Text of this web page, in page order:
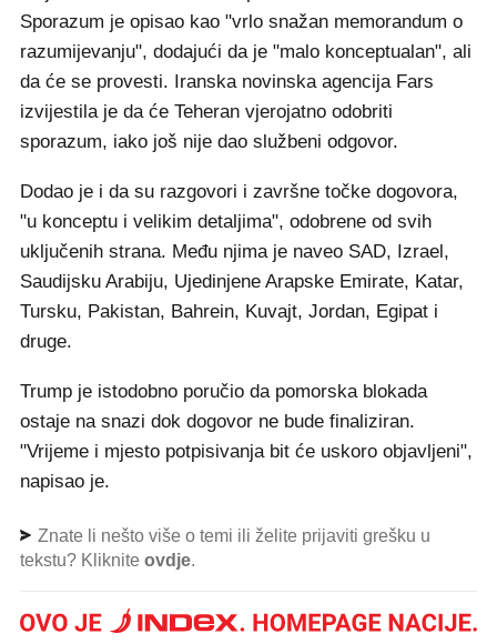
Sporazum je opisao kao "vrlo snažan memorandum o
razumijevanju", dodajući da je "malo konceptualan", ali
da će se provesti. Iranska novinska agencija Fars
izvijestila je da će Teheran vjerojatno odobriti
sporazum, iako još nije dao službeni odgovor.
Dodao je i da su razgovori i završne točke dogovora,
"u konceptu i velikim detaljima", odobrene od svih
uključenih strana. Među njima je naveo SAD, Izrael,
Saudijsku Arabiju, Ujedinjene Arapske Emirate, Katar,
Tursku, Pakistan, Bahrein, Kuvajt, Jordan, Egipat i
druge.
Trump je istodobno poručio da pomorska blokada
ostaje na snazi dok dogovor ne bude finaliziran.
"Vrijeme i mjesto potpisivanja bit će uskoro objavljeni",
napisao je.
Znate li nešto više o temi ili želite prijaviti grešku u
tekstu? Kliknite ovdje.